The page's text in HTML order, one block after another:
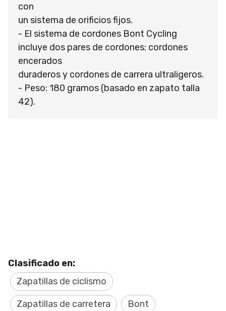
con
un sistema de orificios fijos.
- El sistema de cordones Bont Cycling
incluye dos pares de cordones: cordones
encerados
duraderos y cordones de carrera ultraligeros.
- Peso: 180 gramos (basado en zapato talla
42).
Clasificado en:
Zapatillas de ciclismo
Zapatillas de carretera Bont